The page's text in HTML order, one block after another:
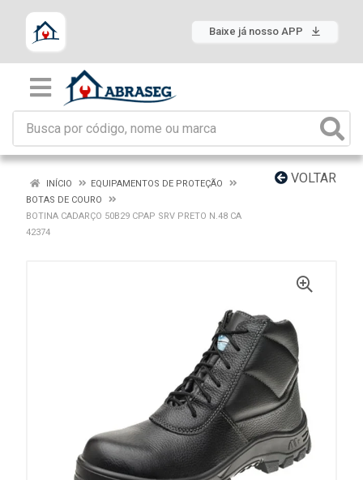
Baixe já nosso APP
VOLTAR
INÍCIO
EQUIPAMENTOS DE PROTEÇÃO
BOTAS DE COURO
BOTINA CADARÇO 50B29 CPAP SRV PRETO N.48 CA
42374